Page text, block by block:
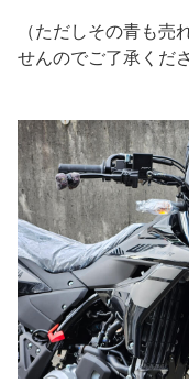
（ただしその青も売
せんのでご了承くだ